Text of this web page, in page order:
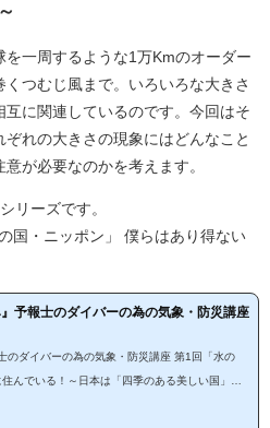
一周するような1万Kmのオーダー
つむじ風まで。いろいろな大きさ
に関連しているのです。今回はそ
れの大きさの現象にはどんなこと
が必要なのかを考えます。
リーズです。
・ニッポン」 僕らはあり得ない
予報士のダイバーの為の気象・防災講座
のダイバーの為の気象・防災講座 第1回「水の
んでいる！～日本は「四季のある美しい国」と